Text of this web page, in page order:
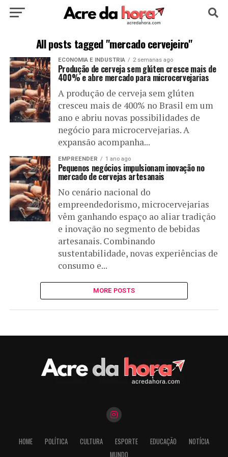
HOME POLÍTICA CULTURA ESPORTE
EDUCAÇÃO NOTÍCIA MUNDO
All posts tagged "mercado cervejeiro"
ECONOMIA E INDUSTRIA 2 semanas ago
Produção de cerveja sem glúten cresce mais de
400% e abre mercado para microcervejarias
A produção de cerveja sem glúten
cresceu mais de 400% no Brasil em um
ano e abriu novas possibilidades de
negócio para microcervejarias. A
expansão acompanha...
EMPREENDER 1 ano ago
Pequenos negócios impulsionam inovação no
mercado de cervejas artesanais
No cenário nacional do
empreendedorismo, microcervejarias
vêm ganhando espaço ao aliar tradição
e inovação no segmento de bebidas
artesanais. Combinando
sustentabilidade, novas experiências de
consumo e...
MORE POSTS
HOME POLÍTICA CULTURA ESPORTE EDUCAÇÃO
NOTÍCIA
MUNDO